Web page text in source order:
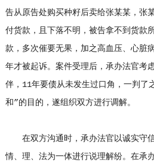
告从原告处购买种籽后卖给张某某，张
付货款，且下落不明，被告拿不到货款
款，多次催要无果，加之高血压、心脏
年才被起诉。案件受理后，承办法官考
伴，11年要债从未发生过口角，一判了
和”的目的，遂组织双方进行调解。
在双方沟通时，承办法官以诚实守
情、理、法为一体进行说理解纷。在承